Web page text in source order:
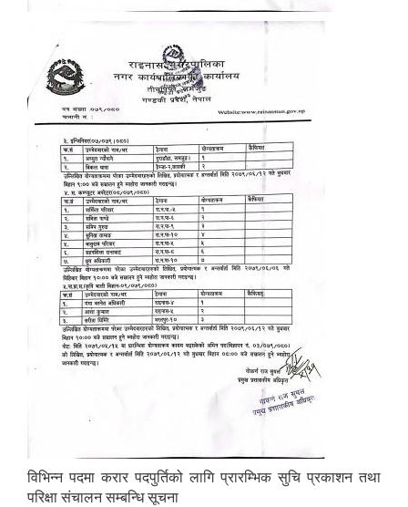
विभिन्न पदमा करार पदपुर्तिको लागि प्रारम्भिक सुचि प्रकाशन तथा
परिक्षा संचालन सम्बन्धि सूचना